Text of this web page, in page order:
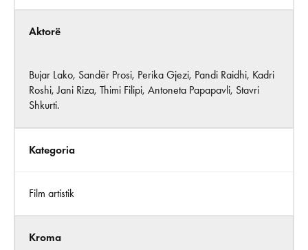
Aktorë
Bujar Lako, Sandër Prosi, Perika Gjezi, Pandi Raidhi, Kadri
Roshi, Jani Riza, Thimi Filipi, Antoneta Papapavli, Stavri
Shkurti.
Kategoria
Film artistik
Kroma